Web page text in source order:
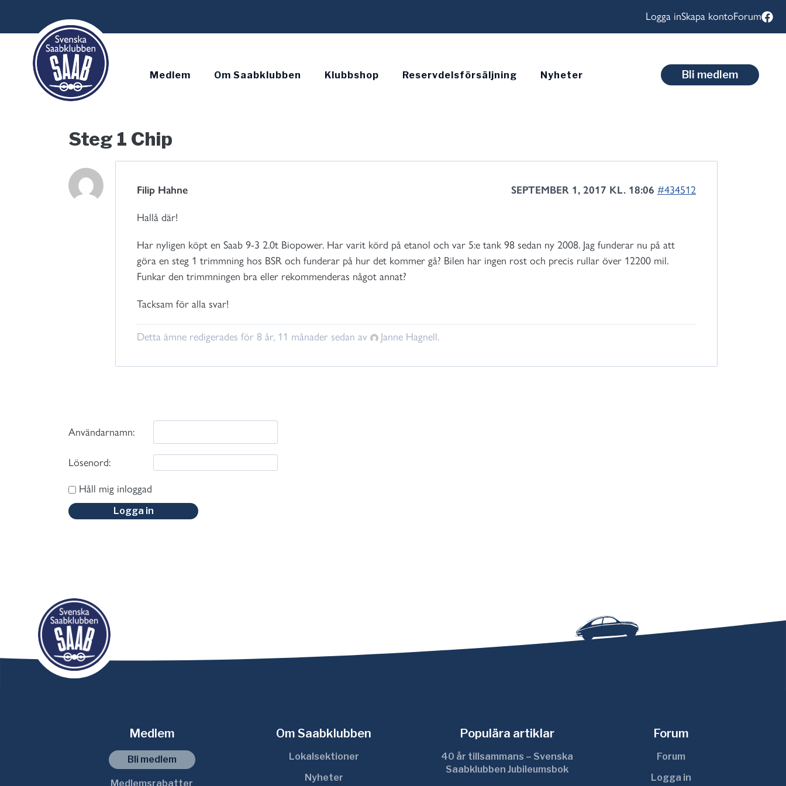
Logga inSkapa kontoForum
Medlem Om Saabklubben Klubbshop Reservdelsförsäljning Nyheter Bli medlem
Steg 1 Chip
Filip Hahne SEPTEMBER 1, 2017 KL. 18:06 #434512
Hallå där!
Har nyligen köpt en Saab 9-3 2.0t Biopower. Har varit körd på etanol och var 5:e tank 98 sedan ny 2008. Jag funderar nu på att
göra en steg 1 trimmning hos BSR och funderar på hur det kommer gå? Bilen har ingen rost och precis rullar över 12200 mil.
Funkar den trimmningen bra eller rekommenderas något annat?
Tacksam för alla svar!
Detta ämne redigerades för 8 år, 11 månader sedan av Janne Hagnell.
Användarnamn:
Lösenord:
Håll mig inloggad
Logga in
Medlem
Bli medlem
Medlemsrabatter
Om Saabklubben
Lokalsektioner
Nyheter
Populära artiklar
40 år tillsammans – Svenska
Saabklubben Jubileumsbok
Forum
Forum
Logga in